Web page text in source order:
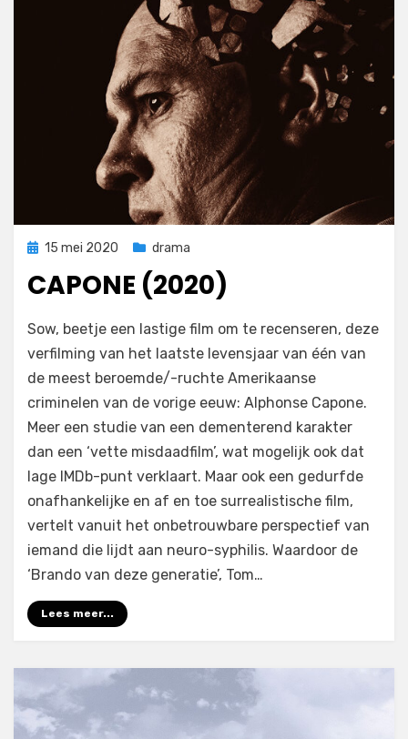
Geplaatst
15 mei 2020 drama
CAPONE (2020)
door Filmofiel.nl
Laat een reactie achter
op
(2020)
Sow, beetje een lastige film om te recenseren, deze
verfilming van het laatste levensjaar van één van
de meest beroemde/-ruchte Amerikaanse
criminelen van de vorige eeuw: Alphonse Capone.
Meer een studie van een dementerend karakter
dan een ‘vette misdaadfilm’, wat mogelijk ook dat
lage IMDb-punt verklaart. Maar ook een gedurfde
onafhankelijke en af en toe surrealistische film,
vertelt vanuit het onbetrouwbare perspectief van
iemand die lijdt aan neuro-syphilis. Waardoor de
‘Brando van deze generatie’, Tom…
Lees meer...